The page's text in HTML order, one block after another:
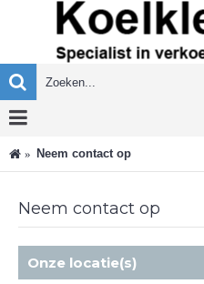
Neem contact op
Neem contact op
Onze locatie(s)